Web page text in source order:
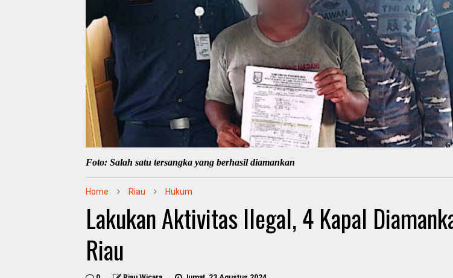
Foto: Salah satu tersangka yang berhasil diamankan
Home Riau Hukum
Lakukan Aktivitas Ilegal, 4 Kapal
Riau